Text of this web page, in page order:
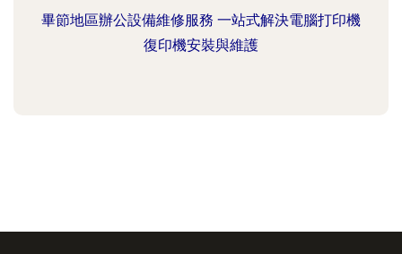
畢節地區辦公設備維修服務 一站式解決電腦打印機
復印機安裝與維護